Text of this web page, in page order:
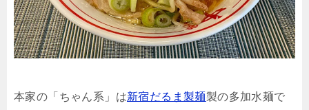
本家の「ちゃん系」は新宿だるま製麺製の多加水麺で